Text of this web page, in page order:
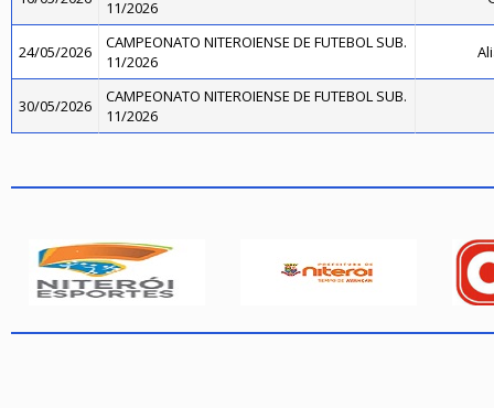
11/2026
24/05/2026
CAMPEONATO NITEROIENSE DE FUTEBOL SUB.
11/2026
30/05/2026
CAMPEONATO NITEROIENSE DE FUTEBOL SUB.
11/2026